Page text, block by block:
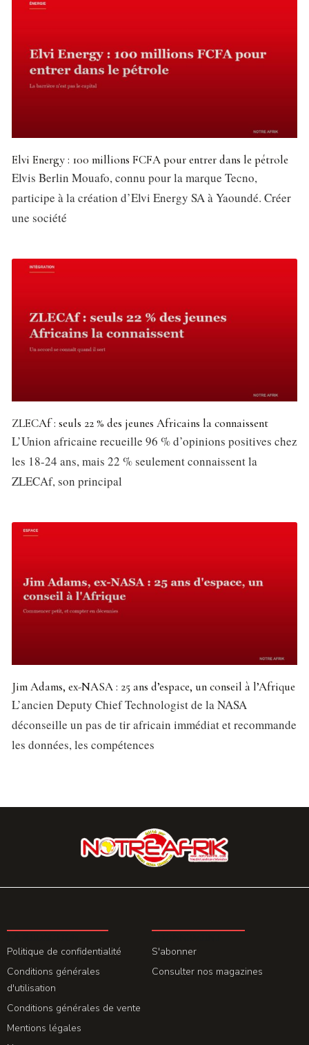
Elvi Energy : 100 millions FCFA pour entrer dans le pétrole
Elvis Berlin Mouafo, connu pour la marque Tecno,
participe à la création d’Elvi Energy SA à Yaoundé. Créer
une société
ZLECAf : seuls 22 % des jeunes Africains la connaissent
L’Union africaine recueille 96 % d’opinions positives chez
les 18-24 ans, mais 22 % seulement connaissent la
ZLECAf, son principal
Jim Adams, ex-NASA : 25 ans d’espace, un conseil à l’Afrique
L’ancien Deputy Chief Technologist de la NASA
déconseille un pas de tir africain immédiat et recommande
les données, les compétences
Politique de confidentialité
Conditions générales
d'utilisation
Conditions générales de vente
Mentions légales
S'abonner
Consulter nos magazines